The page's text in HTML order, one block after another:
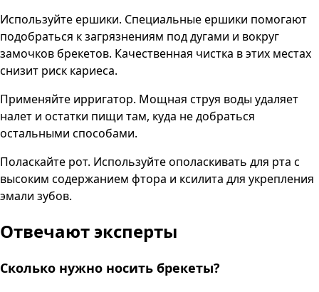
Используйте ершики. Специальные ершики помогают
подобраться к загрязнениям под дугами и вокруг
замочков брекетов. Качественная чистка в этих местах
снизит риск кариеса.
Применяйте ирригатор. Мощная струя воды удаляет
налет и остатки пищи там, куда не добраться
остальными способами.
Поласкайте рот. Используйте ополаскивать для рта с
высоким содержанием фтора и ксилита для укрепления
эмали зубов.
Отвечают эксперты
Сколько нужно носить брекеты?